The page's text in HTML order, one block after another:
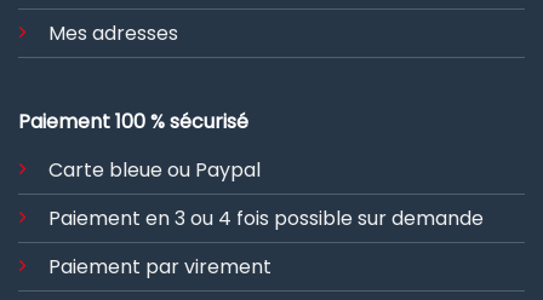
Mes adresses
Paiement 100 % sécurisé
Carte bleue ou Paypal
Paiement en 3 ou 4 fois possible sur demande
Paiement par virement